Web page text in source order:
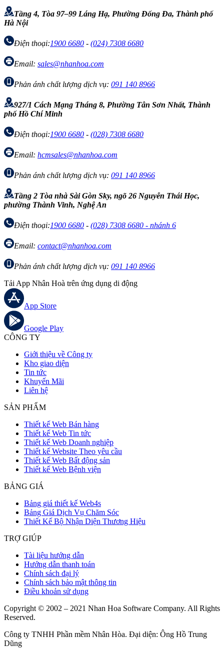
Tầng 4, Tòa 97–99 Láng Hạ, Phường Đống Đa, Thành phố
Hà Nội
Điện thoại:1900 6680 - (024) 7308 6680
Email: sales@nhanhoa.com
Phản ánh chất lượng dịch vụ: 091 140 8966
927/1 Cách Mạng Tháng 8, Phường Tân Sơn Nhất, Thành
phố Hồ Chí Minh
Điện thoại:1900 6680 - (028) 7308 6680
Email: hcmsales@nhanhoa.com
Phản ánh chất lượng dịch vụ: 091 140 8966
Tầng 2 Tòa nhà Sài Gòn Sky, ngõ 26 Nguyễn Thái Học,
phường Thành Vinh, Nghệ An
Điện thoại:1900 6680 - (028) 7308 6680 - nhánh 6
Email: contact@nhanhoa.com
Phản ánh chất lượng dịch vụ: 091 140 8966
Tải App Nhân Hoà trên ứng dụng di động
App Store
Google Play
CÔNG TY
Giới thiệu về Công ty
Kho giao diện
Tin tức
Khuyến Mãi
Liên hệ
SẢN PHẨM
Thiết kế Web Bán hàng
Thiết kế Web Tin tức
Thiết kế Web Doanh nghiệp
Thiết kế Website Theo yêu cầu
Thiết kế Web Bất động sản
Thiết kế Web Bệnh viện
BẢNG GIÁ
Bảng giá thiết kế Web4s
Bảng Giá Dịch Vụ Chăm Sóc
Thiết Kế Bộ Nhận Diện Thương Hiệu
TRỢ GIÚP
Tài liệu hướng dẫn
Hướng dẫn thanh toán
Chính sách đại lý
Chính sách bảo mật thông tin
Điều khoản sử dụng
Copyright © 2002 – 2021 Nhan Hoa Software Company. All Rights
Reserved.
Công ty TNHH Phần mềm Nhân Hòa. Đại diện: Ông Hồ Trung
Dũng